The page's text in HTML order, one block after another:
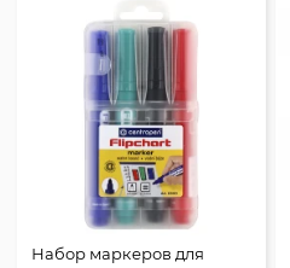
Набор маркеров для